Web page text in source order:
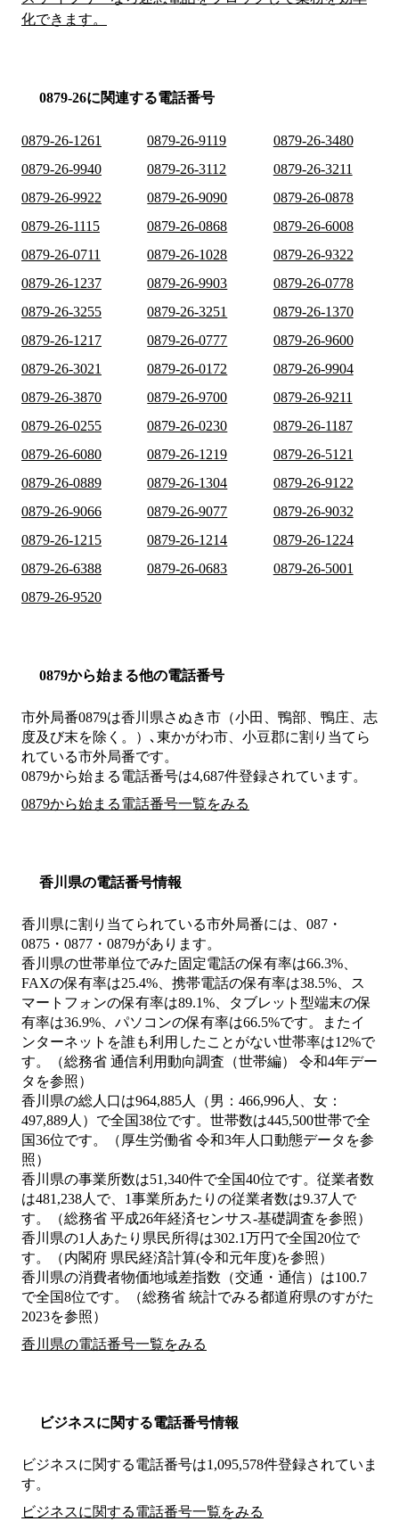
化できます。
0879-26に関連する電話番号
0879-26-1261 0879-26-9119
0879-26-3480
0879-26-9940
0879-26-3112
0879-26-3211
0879-26-9922
0879-26-9090
0879-26-0878
0879-26-1115
0879-26-0868
0879-26-6008
0879-26-0711
0879-26-1028
0879-26-9322
0879-26-1237
0879-26-9903
0879-26-0778
0879-26-3255
0879-26-3251
0879-26-1370
0879-26-1217
0879-26-0777
0879-26-9600
0879-26-3021
0879-26-0172
0879-26-9904
0879-26-3870
0879-26-9700
0879-26-9211
0879-26-0255
0879-26-0230
0879-26-1187
0879-26-6080
0879-26-1219
0879-26-5121
0879-26-0889
0879-26-1304
0879-26-9122
0879-26-9066
0879-26-9077
0879-26-9032
0879-26-1215
0879-26-1214
0879-26-1224
0879-26-6388
0879-26-0683
0879-26-5001
0879-26-9520
0879から始まる他の電話番号
市外局番0879は香川県さぬき市（小田、鴨部、鴨庄、志
度及び末を除く。）､東かがわ市、小豆郡に割り当てら
れている市外局番です。
0879から始まる電話番号は4,687件登録されています。
0879から始まる電話番号一覧をみる
香川県の電話番号情報
香川県に割り当てられている市外局番には、087・
0875・0877・0879があります。
香川県の世帯単位でみた固定電話の保有率は66.3%、
FAXの保有率は25.4%、携帯電話の保有率は38.5%、ス
マートフォンの保有率は89.1%、タブレット型端末の保
有率は36.9%、パソコンの保有率は66.5%です。またイ
ンターネットを誰も利用したことがない世帯率は12%で
す。（総務省 通信利用動向調査（世帯編） 令和4年デー
タを参照）
香川県の総人口は964,885人（男：466,996人、女：
497,889人）で全国38位です。世帯数は445,500世帯で全
国36位です。（厚生労働省 令和3年人口動態データを参
照）
香川県の事業所数は51,340件で全国40位です。従業者数
は481,238人で、1事業所あたりの従業者数は9.37人で
す。（総務省 平成26年経済センサス‐基礎調査を参照）
香川県の1人あたり県民所得は302.1万円で全国20位で
す。（内閣府 県民経済計算(令和元年度)を参照）
香川県の消費者物価地域差指数（交通・通信）は100.7
で全国8位です。（総務省 統計でみる都道府県のすがた
2023を参照）
香川県の電話番号一覧をみる
ビジネスに関する電話番号情報
ビジネスに関する電話番号は1,095,578件登録されていま
す。
ビジネスに関する電話番号一覧をみる